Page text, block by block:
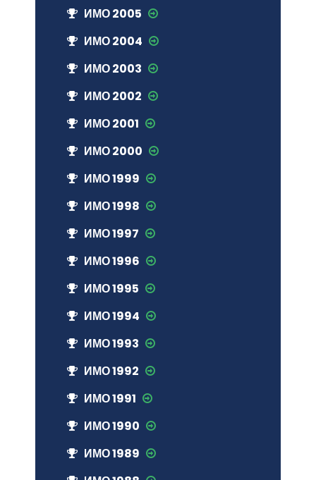
ИМО 2005
ИМО 2004
ИМО 2003
ИМО 2002
ИМО 2001
ИМО 2000
ИМО 1999
ИМО 1998
ИМО 1997
ИМО 1996
ИМО 1995
ИМО 1994
ИМО 1993
ИМО 1992
ИМО 1991
ИМО 1990
ИМО 1989